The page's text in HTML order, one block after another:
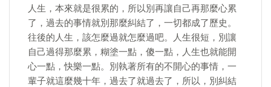
人生，本來就是很累的，所以別再讓自己再那麼心累
了，過去的事情就別那麼糾結了，一切都成了歷史。
往後的人生，該怎麼過就怎麼過吧。人生很短，別讓
自己過得那麼累，糊塗一點，傻一點，人生也就能開
心一點，快樂一點。別執著所有的不開心的事情，一
輩子就這麼幾十年，過去了就過去了，所以，別糾結